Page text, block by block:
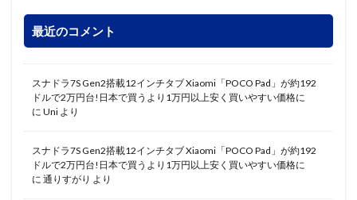
最近のコメント
スナドラ7S Gen2搭載12インチタブ Xiaomi「POCO Pad」が約192
ドルで2万円台!日本で買うより1万円以上安く買いやすい価格に
に Uni より
スナドラ7S Gen2搭載12インチタブ Xiaomi「POCO Pad」が約192
ドルで2万円台!日本で買うより1万円以上安く買いやすい価格に
に 通りすがり より